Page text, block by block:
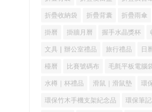
折疊收納袋 折疊背囊 折疊雨傘
掛曆 掛牆月曆 握手水晶獎杯
文具 | 辦公室禮品 旅行禮品 日
檯曆 比賽號碼布 毛氈平板電腦
水樽｜杯禮品 滑鼠｜滑鼠墊 環
環保竹木手機支架紀念品 環保筆